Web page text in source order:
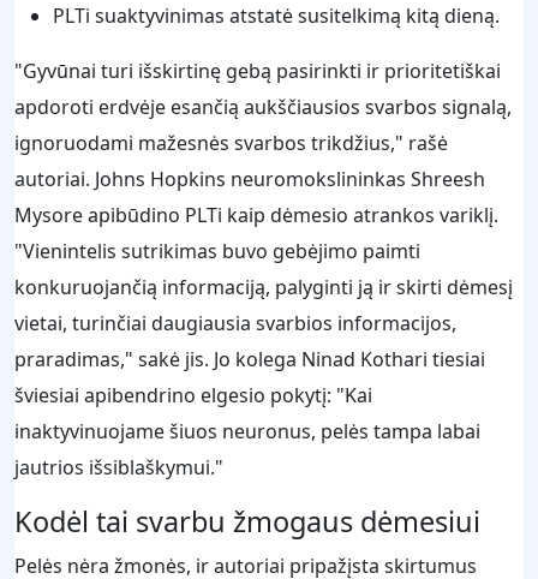
PLTi suaktyvinimas atstatė susitelkimą kitą dieną.
"Gyvūnai turi išskirtinę gebą pasirinkti ir prioritetiškai
apdoroti erdvėje esančią aukščiausios svarbos signalą,
ignoruodami mažesnės svarbos trikdžius," rašė
autoriai. Johns Hopkins neuromokslininkas Shreesh
Mysore apibūdino PLTi kaip dėmesio atrankos variklį.
"Vienintelis sutrikimas buvo gebėjimo paimti
konkuruojančią informaciją, palyginti ją ir skirti dėmesį
vietai, turinčiai daugiausia svarbios informacijos,
praradimas," sakė jis. Jo kolega Ninad Kothari tiesiai
šviesiai apibendrino elgesio pokytį: "Kai
inaktyvinuojame šiuos neuronus, pelės tampa labai
jautrios išsiblaškymui."
Kodėl tai svarbu žmogaus dėmesiui
Pelės nėra žmonės, ir autoriai pripažįsta skirtumus